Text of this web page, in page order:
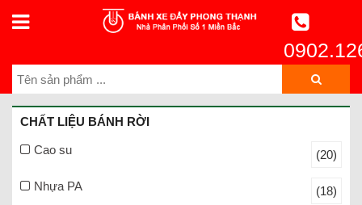
CHẤT LIỆU BÁNH RỜI
Cao su (20)
Nhựa PA (18)